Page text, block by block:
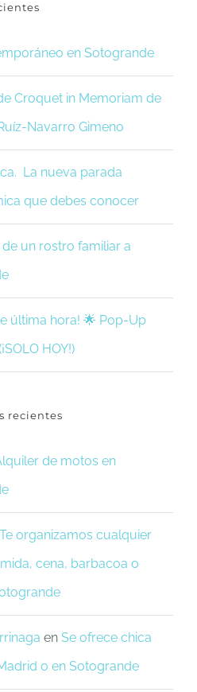
en Sotogrande
Croquet in Memoriam de
Navarro Gimeno
La nueva parada
que debes conocer
un rostro familiar a
última hora! 🌟 Pop-Up
HOY!)
recientes
de motos en
Te organizamos cualquier
cena, barbacoa o
en Se ofrece chica
o en Sotogrande